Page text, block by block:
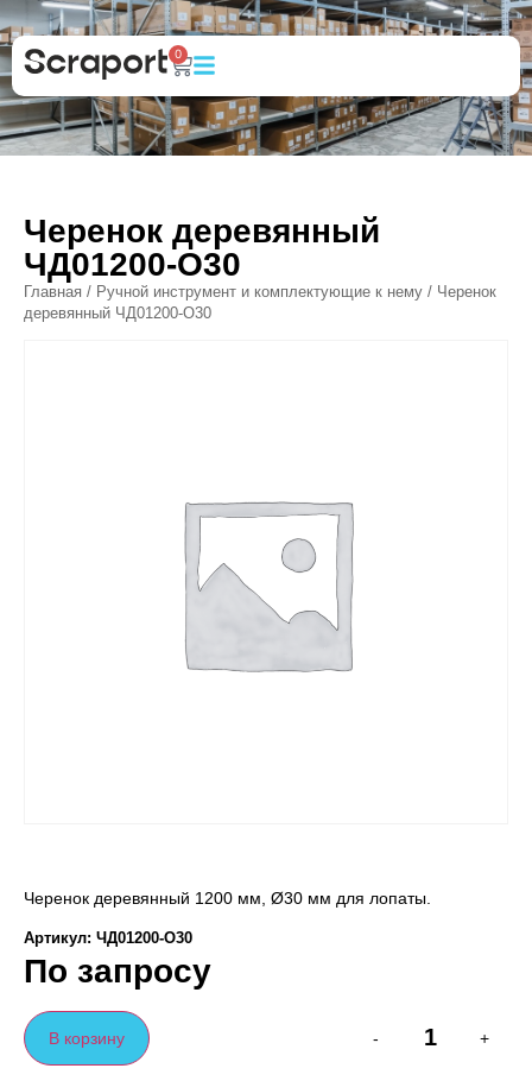
0
Черенок деревянный
ЧД01200-O30
Главная / Ручной инструмент и комплектующие к нему / Черенок
деревянный ЧД01200-O30
Черенок деревянный 1200 мм, Ø30 мм для лопаты.
Артикул: ЧД01200-O30
По запросу
- +
В корзину